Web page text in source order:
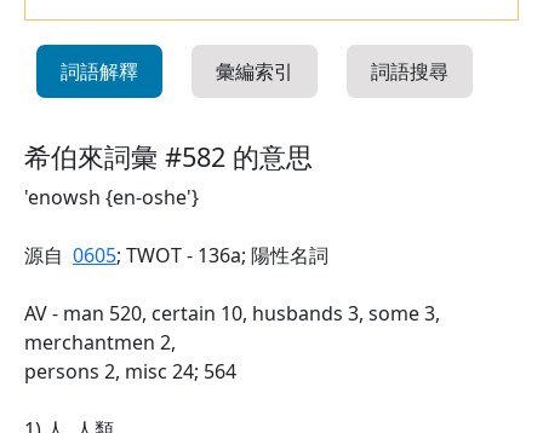
詞語解釋 彙編索引 詞語搜尋
希伯來詞彙 #582 的意思
'enowsh {en-oshe'}
源自 0605; TWOT - 136a; 陽性名詞
AV - man 520, certain 10, husbands 3, some 3,
merchantmen 2,
persons 2, misc 24; 564